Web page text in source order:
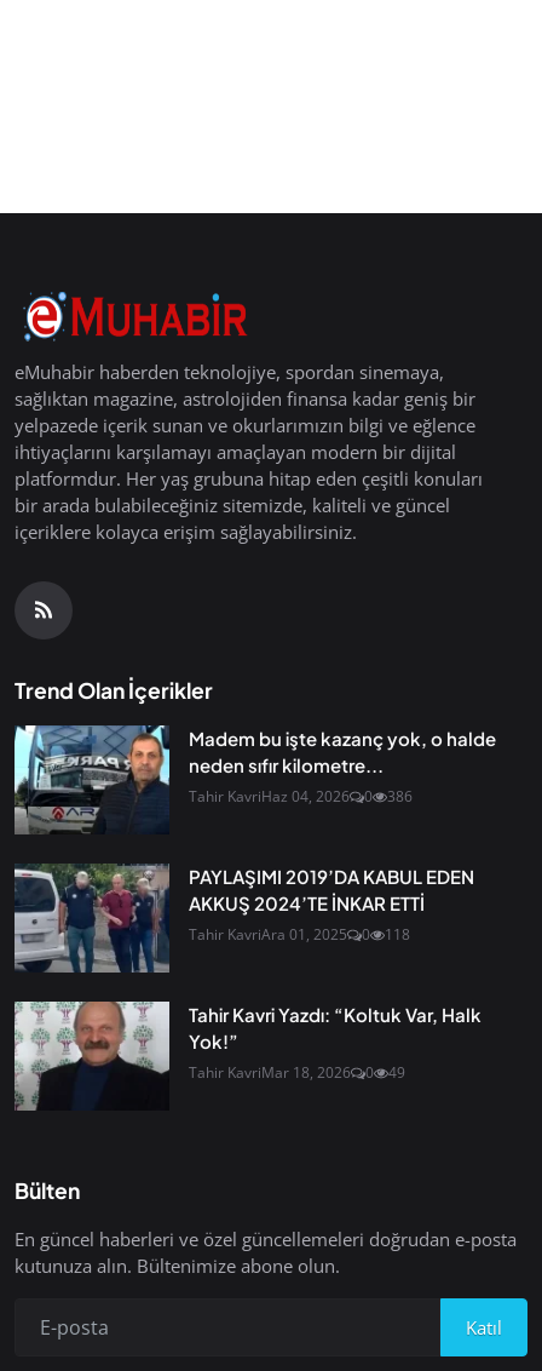
eMuhabir haberden teknolojiye, spordan sinemaya,
sağlıktan magazine, astrolojiden finansa kadar geniş bir
yelpazede içerik sunan ve okurlarımızın bilgi ve eğlence
ihtiyaçlarını karşılamayı amaçlayan modern bir dijital
platformdur. Her yaş grubuna hitap eden çeşitli konuları
bir arada bulabileceğiniz sitemizde, kaliteli ve güncel
içeriklere kolayca erişim sağlayabilirsiniz.
Trend Olan İçerikler
Madem bu işte kazanç yok, o halde
neden sıfır kilometre...
Tahir KavriHaz 04, 2026 0 386
PAYLAŞIMI 2019’DA KABUL EDEN
AKKUŞ 2024’TE İNKAR ETTİ
Tahir KavriAra 01, 2025 0 118
Tahir Kavri Yazdı: “Koltuk Var, Halk
Yok!”
Tahir KavriMar 18, 2026 0 49
Bülten
En güncel haberleri ve özel güncellemeleri doğrudan e-posta
kutunuza alın. Bültenimize abone olun.
Katıl